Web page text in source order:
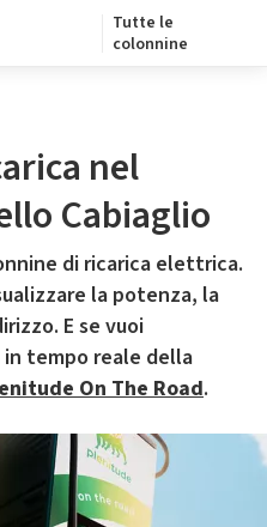
Tutte le
colonnine
nel
Cabiaglio
di ricarica elettrica.
la potenza, la
E se vuoi
tempo reale della
On The Road.